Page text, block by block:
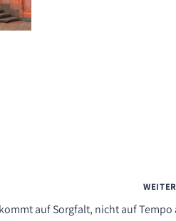
WEITER
auf Sorgfalt, nicht auf Tempo